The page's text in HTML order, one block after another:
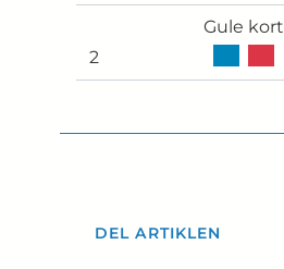
Gule kort
2
DEL ARTIKLEN